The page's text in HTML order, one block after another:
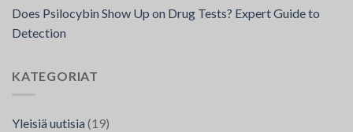
Does Psilocybin Show Up on Drug Tests? Expert Guide to
Detection
KATEGORIAT
Yleisiä uutisia (19)